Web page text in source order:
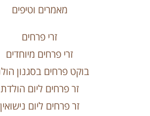
מאמרים וטיפים
זרי פרחים
זרי פרחים מיוחדים
בוקט פרחים בסגנון
זר פרחים ליום הולדת
זר פרחים ליום נישואין